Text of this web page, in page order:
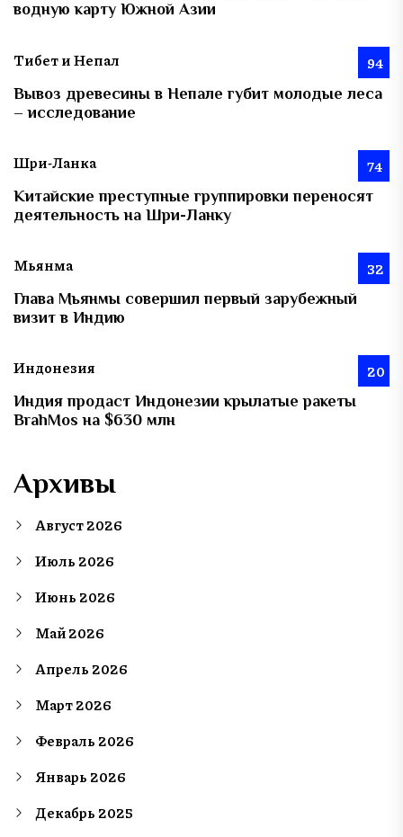
водную карту Южной Азии
Тибет и Непал 94
Вывоз древесины в Непале губит молодые леса
– исследование
Шри-Ланка 74
Китайские преступные группировки переносят
деятельность на Шри-Ланку
Мьянма 32
Глава Мьянмы совершил первый зарубежный
визит в Индию
Индонезия 20
Индия продаст Индонезии крылатые ракеты
BrahMos на $630 млн
Архивы
Август 2026
Июль 2026
Июнь 2026
Май 2026
Апрель 2026
Март 2026
Февраль 2026
Январь 2026
Декабрь 2025